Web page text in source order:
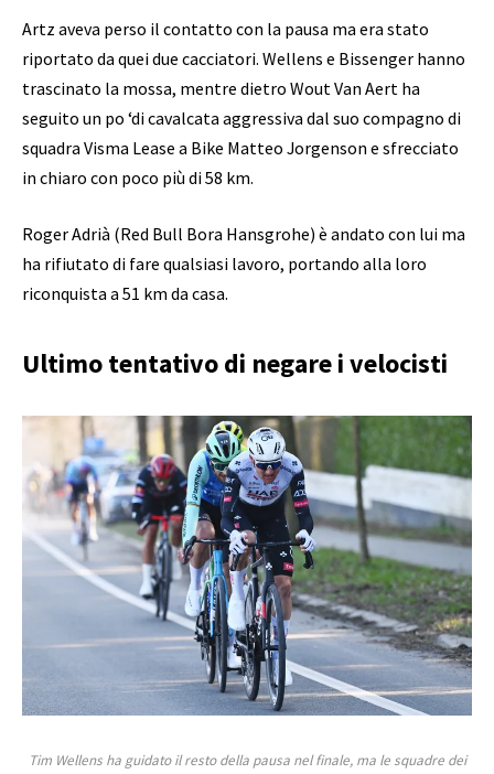
Artz aveva perso il contatto con la pausa ma era stato
riportato da quei due cacciatori. Wellens e Bissenger hanno
trascinato la mossa, mentre dietro Wout Van Aert ha
seguito un po ‘di cavalcata aggressiva dal suo compagno di
squadra Visma Lease a Bike Matteo Jorgenson e sfrecciato
in chiaro con poco più di 58 km.
Roger Adrià (Red Bull Bora Hansgrohe) è andato con lui ma
ha rifiutato di fare qualsiasi lavoro, portando alla loro
riconquista a 51 km da casa.
Ultimo tentativo di negare i velocisti
Tim Wellens ha guidato il resto della pausa nel finale, ma le squadre dei